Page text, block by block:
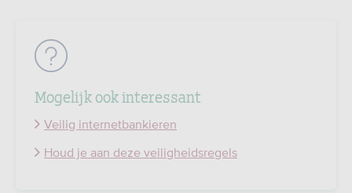
Mogelijk ook interessant
Veilig internetbankieren
Houd je aan deze veiligheidsregels